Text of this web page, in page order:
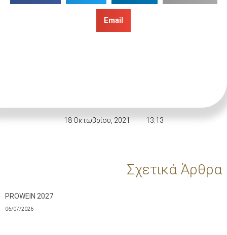
Email
18 Οκτωβρίου, 2021 13:13
Σχετικά Άρθρα
PROWEIN 2027
06/07/2026